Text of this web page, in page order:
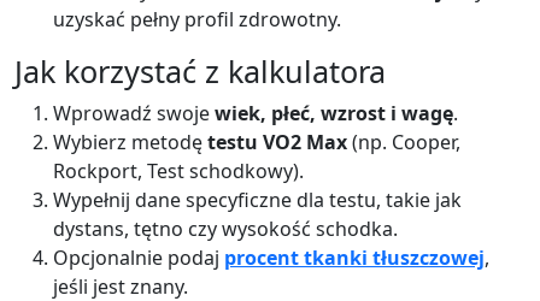
uzyskać pełny profil zdrowotny.
Jak korzystać z kalkulatora
Wprowadź swojewiek, płeć, wzrost i wagę.
Wybierz metodętestu VO2 Max(np. Cooper,
Rockport, Test schodkowy).
Wypełnij dane specyficzne dla testu, takie jak
dystans, tętno czy wysokość schodka.
Opcjonalnie podaj procent tkanki tłuszczowej,
jeśli jest znany.